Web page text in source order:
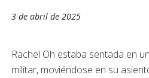
3 de abril de 2025
Rachel Oh estaba sentada en
militar, moviéndose en su